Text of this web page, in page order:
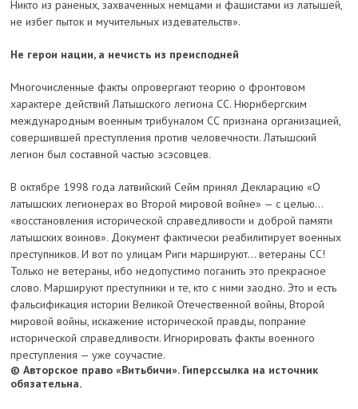
Никто из раненых, захваченных немцами и фашистами из латышей,
не избег пыток и мучительных издевательств».
Не герои нации, а нечисть из преисподней
Многочисленные факты опровергают теорию о фронтовом
характере действий Латышского легиона СС. Нюрнбергским
международным военным трибуналом СС признана организацией,
совершившей преступления против человечности. Латышский
легион был составной частью эсэсовцев.
В октябре 1998 года латвийский Сейм принял Декларацию «О
латышских легионерах во Второй мировой войне» — с целью…
«восстановления исторической справедливости и доброй памяти
латышских воинов». Документ фактически реабилитирует военных
преступников. И вот по улицам Риги маршируют… ветераны СС!
Только не ветераны, ибо недопустимо поганить это прекрасное
слово. Маршируют преступники и те, кто с ними заодно. Это и есть
фальсификация истории Великой Отечественной войны, Второй
мировой войны, искажение исторической правды, попрание
исторической справедливости. Игнорировать факты военного
преступления — уже соучастие.
© Авторское право «Витьбичи». Гиперссылка на источник
обязательна.